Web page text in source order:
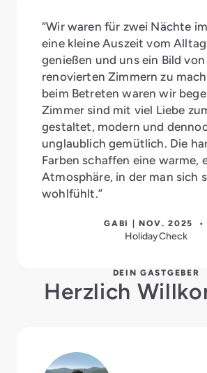
“Wir waren für zwei Nächte
eine kleine Auszeit vom
genießen und uns ein Bild
renovierten Zimmern zu
beim Betreten waren wir
Zimmer sind mit viel Liebe
gestaltet, modern und
unglaublich gemütlich. Die
Farben schaffen eine warme,
Atmosphäre, in der man sich
wohlfühlt.”
GABI | NOV. 2025 •
HolidayCheck
DEIN GASTGEBER
Herzlich